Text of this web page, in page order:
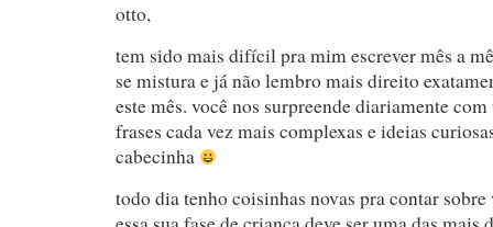
otto,
tem sido mais difícil pra mim escrever mês a
se mistura e já não lembro mais direito
este mês. você nos surpreende diariamente
frases cada vez mais complexas e ideias
cabecinha
todo dia tenho coisinhas novas pra contar